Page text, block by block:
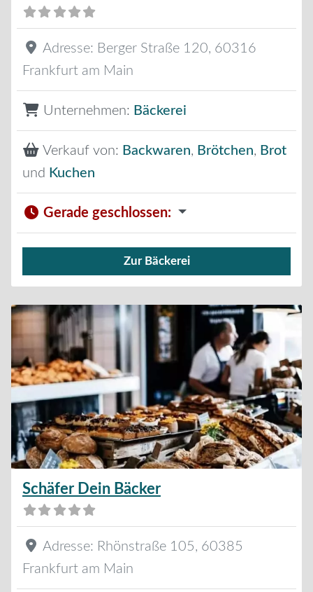
Adresse: Berger Straße 120, 60316
Frankfurt am Main
Unternehmen: Bäckerei
Verkauf von: Backwaren, Brötchen, Brot
und Kuchen
Gerade geschlossen:
Verkauf von Brötchen,
Zur Bäckerei
Schäfer Dein Bäcker
Adresse: Rhönstraße 105, 60385
Frankfurt am Main